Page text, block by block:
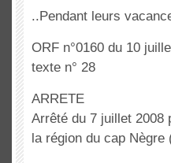
..Pendant leurs
ORF n°0160 du 10
texte n° 28
ARRETE
Arrêté du 7 juillet 2008
la région du cap Nègre